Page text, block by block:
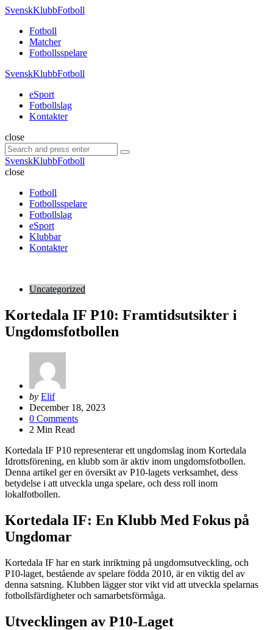
Menu
SvenskKlubbFotboll
Menu
Fotboll
Matcher
Fotbollsspelare
SvenskKlubbFotboll
eSport
Fotbollslag
Kontakter
Search
close
Search
for:
Search
SvenskKlubbFotboll
close
Fotboll
Fotbollsspelare
Fotbollslag
eSport
Klubbar
Kontakter
Uncategorized
Kortedala IF P10: Framtidsutsikter i
Ungdomsfotbollen
Posted
by
by Elif
December 18, 2023
0 Comments
2 Min Read
Kortedala IF P10 representerar ett ungdomslag inom Kortedala
Idrottsförening, en klubb som är aktiv inom ungdomsfotbollen.
Denna artikel ger en översikt av P10-lagets verksamhet, dess
betydelse i att utveckla unga spelare, och dess roll inom
lokalfotbollen.
Kortedala IF: En Klubb Med Fokus på
Ungdomar
Kortedala IF har en stark inriktning på ungdomsutveckling, och
P10-laget, bestående av spelare födda 2010, är en viktig del av
denna satsning. Klubben lägger stor vikt vid att utveckla spelarnas
fotbollsfärdigheter och samarbetsförmåga.
Utvecklingen av P10-Laget